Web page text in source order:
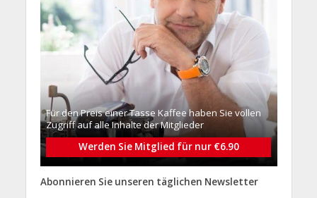
Für den Preis einer Tasse Kaffee haben Sie vollen
Zugriff auf alle Inhalte der Mitglieder
Werden Sie Mitglied für nur €6.90
Abonnieren Sie unseren täglichen Newsletter